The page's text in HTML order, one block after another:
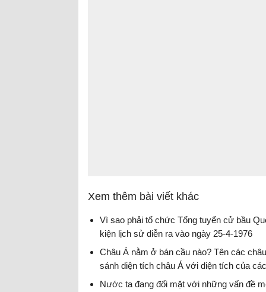
Xem thêm bài viết khác
Vì sao phải tổ chức Tổng tuyển cử bầu
kiện lịch sử diễn ra vào ngày 25-4-1976
Châu Á nằm ở bán cầu nào? Tên các
sánh diện tích châu Á với diện tích của
Nước ta đang đối mặt với những vấn đề